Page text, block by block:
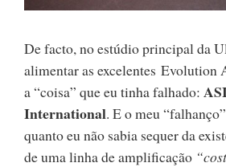
De facto, no estúdio principal da
alimentar as excelentes Evolution
a “coisa” que eu tinha falhado:
International. E o meu
quanto eu não sabia sequer da
de uma linha de amplificação